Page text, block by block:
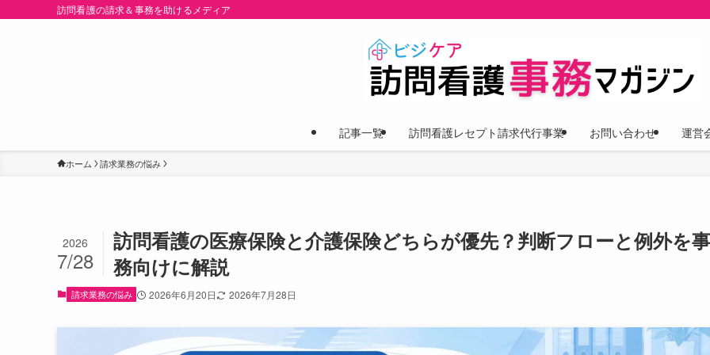
訪問看護の請求＆事務を助けるメディア
記事一覧 訪問看護レセプト請求代行事業 お問い合わせ 運営
ホーム 請求業務の悩み
訪問看護の医療保険と介護保険どちらが優先？判断フローと例外を事
務向けに解説
2026
7/28
請求業務の悩み 2026年6月20日 2026年7月28日